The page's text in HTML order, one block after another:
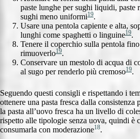
paste lunghe per sughi liquidi, paste
sughi meno uniformi19.
Usare una pentola capiente e alta,
lunghi come spaghetti o linguine19.
Tenere il coperchio sulla pentola
rimuoverlo19.
Conservare un mestolo di acqua di
al sugo per renderlo più cremoso19.
Seguendo questi consigli e rispettando i
ottenere una pasta fresca dalla consistenza
la pasta all’uovo fresca ha un livello di
rispetto alle tipologie senza uova, quindi è
consumarla con moderazione18.